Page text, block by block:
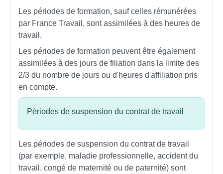
Les périodes de formation, sauf celles rémunérées
par France Travail, sont assimilées à des heures de
travail.
Les périodes de formation peuvent être également
assimilées à des jours de filiation dans la limite des
2/3 du nombre de jours ou d'heures d'affiliation pris
en compte.
Périodes de suspension du contrat de travail
Les périodes de suspension du contrat de travail
(par exemple, maladie professionnelle, accident du
travail, congé de maternité ou de paternité) sont